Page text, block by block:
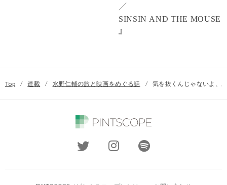
／
SINSIN AND THE MOUSE
』
Top / 連載 / 水野仁輔の旅と映画をめぐる話 / 気を抜くんじゃないよ、